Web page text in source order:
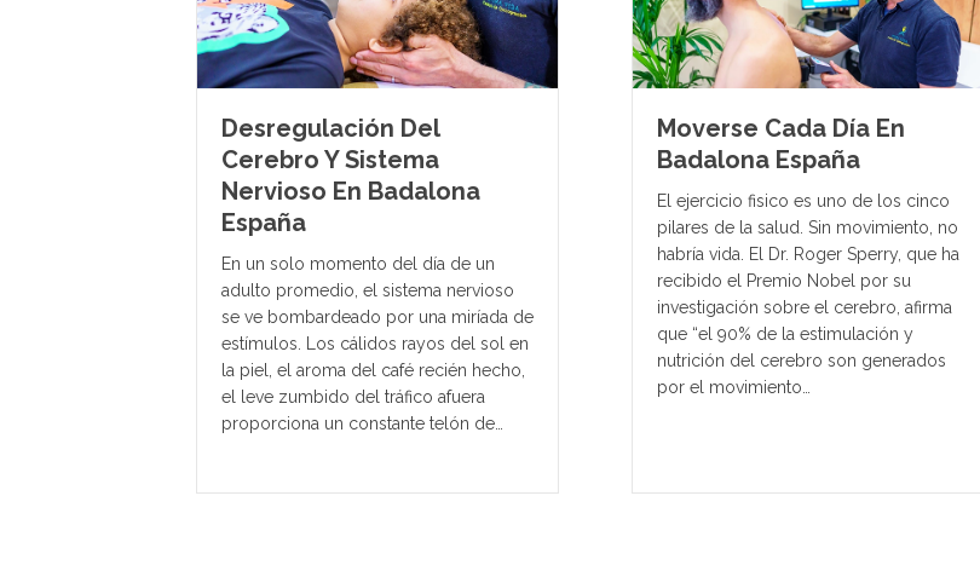
Desregulación Del
Cerebro Y Sistema
Nervioso En Badalona
España
En un solo momento del día de un
adulto promedio, el sistema nervioso
se ve bombardeado por una miríada de
estímulos. Los cálidos rayos del sol en
la piel, el aroma del café recién hecho,
el leve zumbido del tráfico afuera
proporciona un constante telón de…
Moverse Cada Día En
Badalona España
El ejercicio fisico es uno de los cinco
pilares de la salud. Sin movimiento, no
habría vida. El Dr. Roger Sperry, que ha
recibido el Premio Nobel por su
investigación sobre el cerebro, afirma
que “el 90% de la estimulación y
nutrición del cerebro son generados
por el movimiento…